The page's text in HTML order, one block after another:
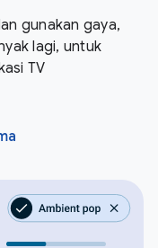
gunakan gaya,
lagi, untuk
TV